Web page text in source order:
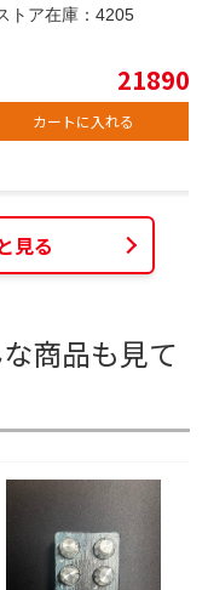
トア在庫： 4205
21890
カートに入れる
見る
商品も見て